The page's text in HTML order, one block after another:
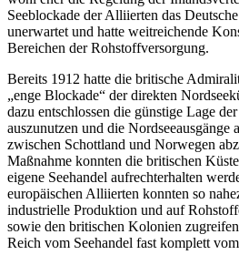
Seeblockade der Alliierten das
unerwartet und hatte weitreichende
Bereichen der Rohstoffversorgung.
Bereits 1912 hatte die britische
„enge Blockade“ der direkten
dazu entschlossen die günstige Lage
auszunutzen und die
zwischen Schottland und Norwegen
Maßnahme konnten die britischen
eigene Seehandel aufrechterhalten
europäischen Alliierten konnten so
industrielle Produktion und auf
sowie den britischen Kolonien
Reich vom Seehandel fast komplett